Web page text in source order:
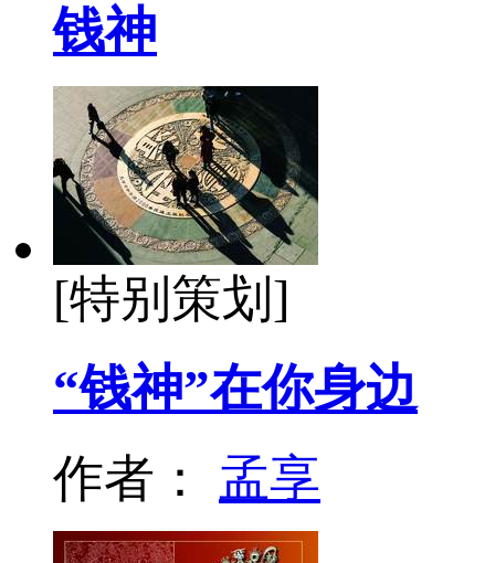
钱神
[特别策划]
“钱神”在你身边
作者： 孟享